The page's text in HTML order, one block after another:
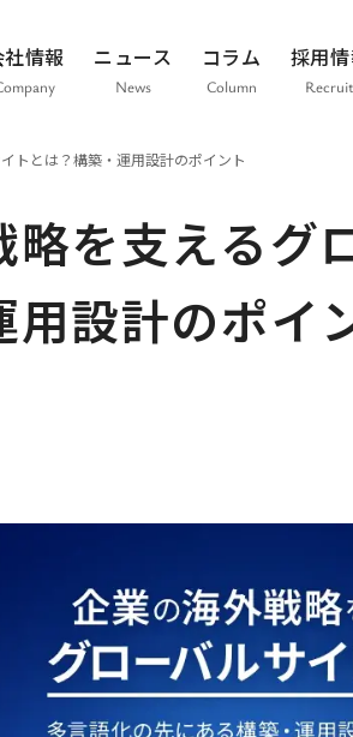
社情報 ニュース
News
コラム
Column
採用
Recruit
トとは？構築・運用設計のポイント
を支えるグ
用設計のポイ